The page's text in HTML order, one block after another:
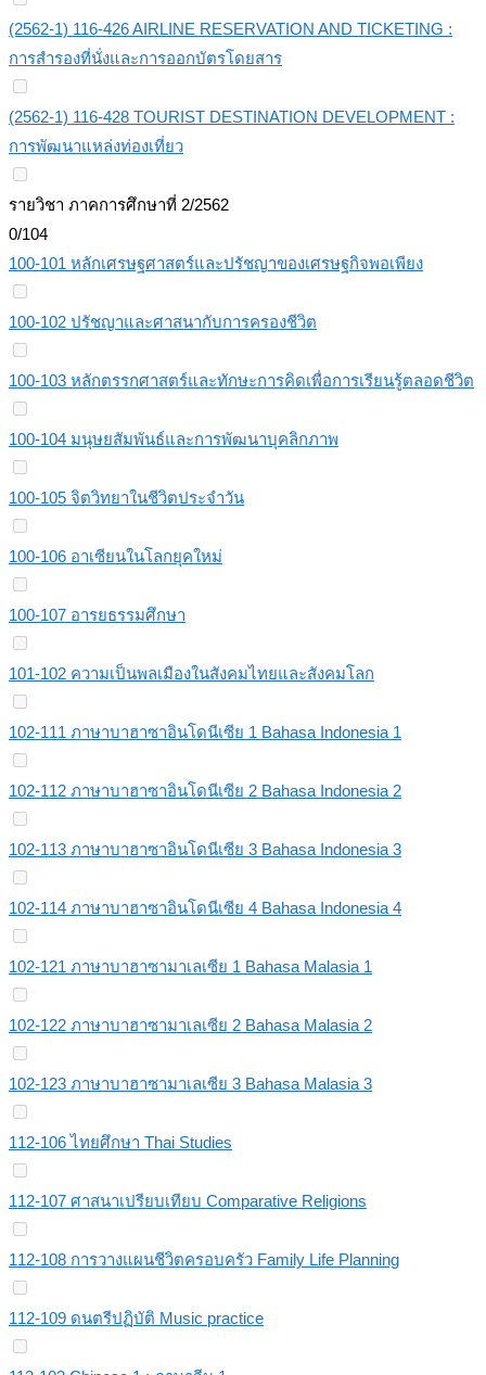
(2562-1) 116-426 AIRLINE RESERVATION AND TICKETING :
การสำรองที่นั่งและการออกบัตรโดยสาร
(2562-1) 116-428 TOURIST DESTINATION DEVELOPMENT :
การพัฒนาแหล่งท่องเที่ยว
รายวิชา ภาคการศึกษาที่ 2/2562
0/104
100-101 หลักเศรษฐศาสตร์และปรัชญาของเศรษฐกิจพอเพียง
100-102 ปรัชญาและศาสนากับการครองชีวิต
100-103 หลักตรรกศาสตร์และทักษะการคิดเพื่อการเรียนรู้ตลอดชีวิต
100-104 มนุษยสัมพันธ์และการพัฒนาบุคลิกภาพ
100-105 จิตวิทยาในชีวิตประจำวัน
100-106 อาเซียนในโลกยุคใหม่
100-107 อารยธรรมศึกษา
101-102 ความเป็นพลเมืองในสังคมไทยและสังคมโลก
102-111 ภาษาบาฮาซาอินโดนีเซีย 1 Bahasa Indonesia 1
102-112 ภาษาบาฮาซาอินโดนีเซีย 2 Bahasa Indonesia 2
102-113 ภาษาบาฮาซาอินโดนีเซีย 3 Bahasa Indonesia 3
102-114 ภาษาบาฮาซาอินโดนีเซีย 4 Bahasa Indonesia 4
102-121 ภาษาบาฮาซามาเลเซีย 1 Bahasa Malasia 1
102-122 ภาษาบาฮาซามาเลเซีย 2 Bahasa Malasia 2
102-123 ภาษาบาฮาซามาเลเซีย 3 Bahasa Malasia 3
112-106 ไทยศึกษา Thai Studies
112-107 ศาสนาเปรียบเทียบ Comparative Religions
112-108 การวางแผนชีวิตครอบครัว Family Life Planning
112-109 ดนตรีปฏิบัติ Music practice